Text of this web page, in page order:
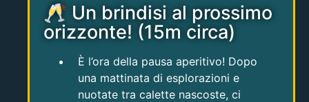
🥂 Un brindisi al prossimo
orizzonte! (15m circa)
È l’ora della pausa aperitivo! Dopo
una mattinata di esplorazioni e
nuotate tra calette nascoste, ci